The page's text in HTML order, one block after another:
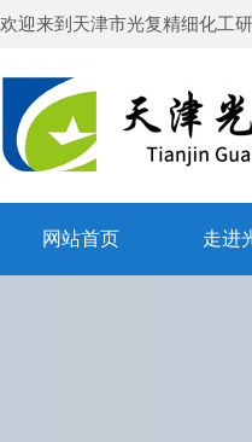
欢迎来到 天津市光复精细化工
网站首页 走进